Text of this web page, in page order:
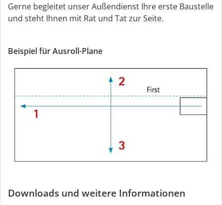
Gerne begleitet unser Außendienst Ihre erste Baustelle
und steht Ihnen mit Rat und Tat zur Seite.
Beispiel für Ausroll-Plane
Downloads und weitere Informationen